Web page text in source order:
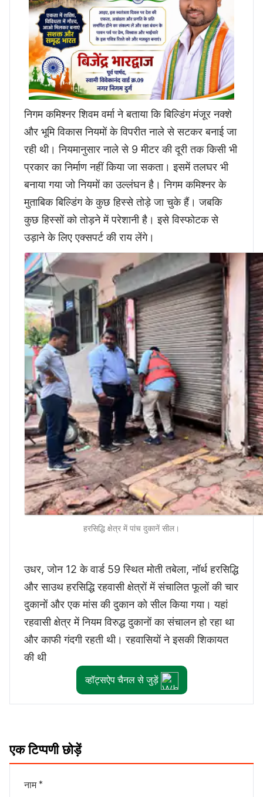
निगम कमिश्नर शिवम वर्मा ने बताया कि बिल्डिंग मंजूर नक्शे
और भूमि विकास नियमों के विपरीत नाले से सटकर बनाई जा
रही थी। नियमानुसार नाले से 9 मीटर की दूरी तक किसी भी
प्रकार का निर्माण नहीं किया जा सकता। इसमें तलघर भी
बनाया गया जो नियमों का उल्लंघन है। निगम कमिश्नर के
मुताबिक बिल्डिंग के कुछ हिस्से तोड़े जा चुके हैं। जबकि
कुछ हिस्सों को तोड़ने में परेशानी है। इसे विस्फोटक से
उड़ाने के लिए एक्सपर्ट की राय लेंगे।
हरसिद्धि क्षेत्र में पांच दुकानें सील।
उधर, जोन 12 के वार्ड 59 स्थित मोती तबेला, नॉर्थ हरसिद्धि
और साउथ हरसिद्धि रहवासी क्षेत्रों में संचालित फूलों की चार
दुकानों और एक मांस की दुकान को सील किया गया। यहां
रहवासी क्षेत्र में नियम विरुद्ध दुकानों का संचालन हो रहा था
और काफी गंदगी रहती थी। रहवासियों ने इसकी शिकायत
की थी
व्हॉट्सऐप चैनल से जुड़ें
एक टिप्पणी छोड़ें
नाम *